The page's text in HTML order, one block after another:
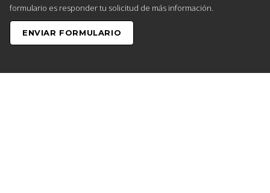
formulario es responder tu solicitud de más información.
ENVIAR FORMULARIO